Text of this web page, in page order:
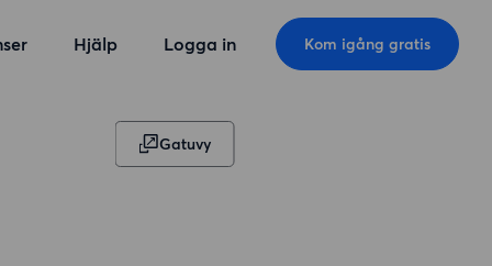
Hjälp Logga in Kom igång gratis
Gatuvy